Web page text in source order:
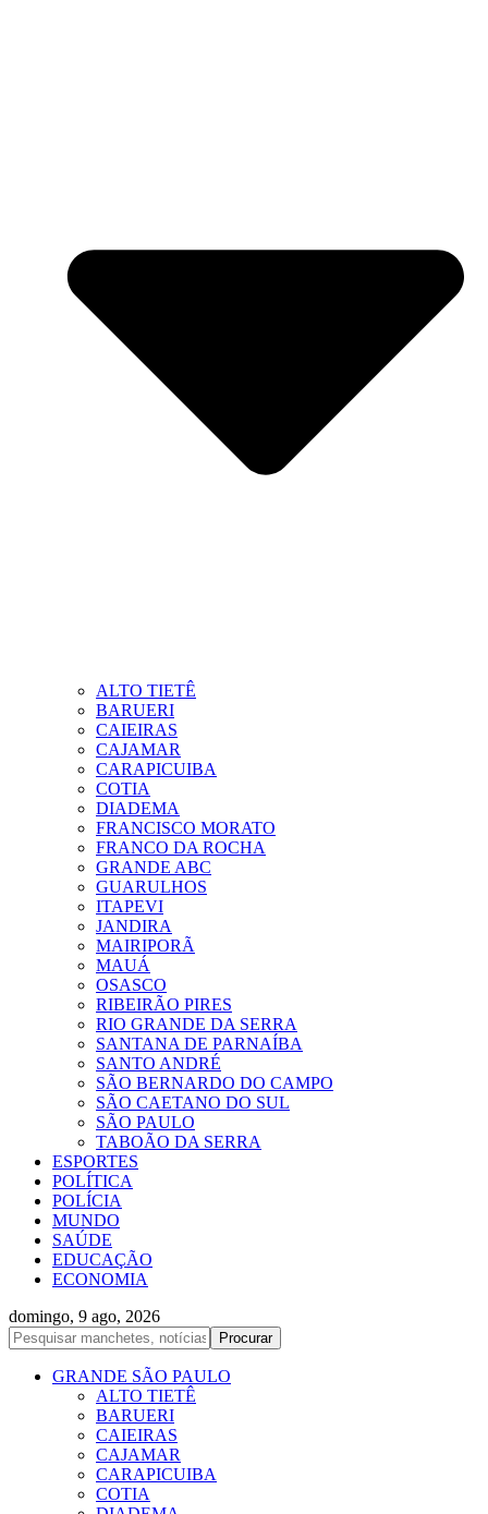
ALTO TIETÊ
BARUERI
CAIEIRAS
CAJAMAR
CARAPICUIBA
COTIA
DIADEMA
FRANCISCO MORATO
FRANCO DA ROCHA
GRANDE ABC
GUARULHOS
ITAPEVI
JANDIRA
MAIRIPORÃ
MAUÁ
OSASCO
RIBEIRÃO PIRES
RIO GRANDE DA SERRA
SANTANA DE PARNAÍBA
SANTO ANDRÉ
SÃO BERNARDO DO CAMPO
SÃO CAETANO DO SUL
SÃO PAULO
TABOÃO DA SERRA
ESPORTES
POLÍTICA
POLÍCIA
MUNDO
SAÚDE
EDUCAÇÃO
ECONOMIA
domingo, 9 ago, 2026
GRANDE SÃO PAULO
ALTO TIETÊ
BARUERI
CAIEIRAS
CAJAMAR
CARAPICUIBA
COTIA